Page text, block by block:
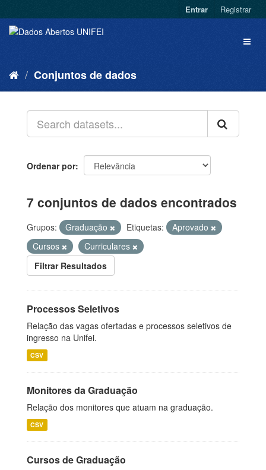
Entrar Registrar
Conjuntos de dados
Ordenar por
7 conjuntos de dados encontrados
Grupos: Graduação Etiquetas:
Aprovado
Cursos
Curriculares
Filtrar Resultados
Processos Seletivos
Relação das vagas ofertadas e processos seletivos de
ingresso na Unifei.
CSV
Monitores da Graduação
Relação dos monitores que atuam na graduação.
CSV
Cursos de Graduação